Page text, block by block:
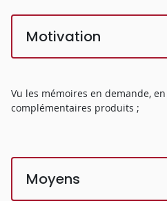
Motivation
Vu les mémoires en demande,
complémentaires produits ;
Moyens